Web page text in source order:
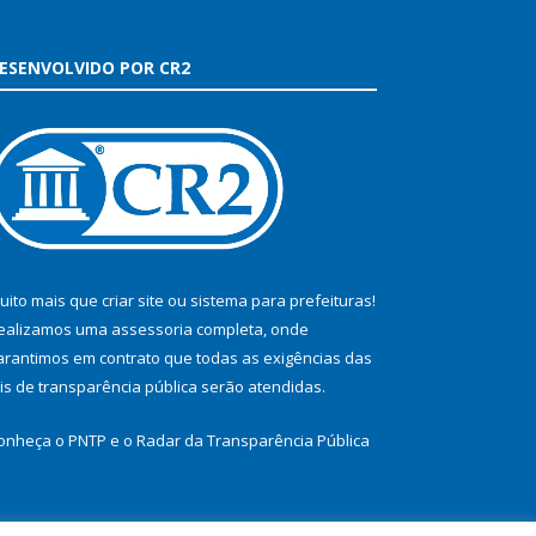
POR CR2
mais que criar site ou sistema para prefeituras!
uma assessoria completa, onde
em contrato que todas as exigências das
de transparência pública serão atendidas.
o PNTP e o Radar da Transparência Pública